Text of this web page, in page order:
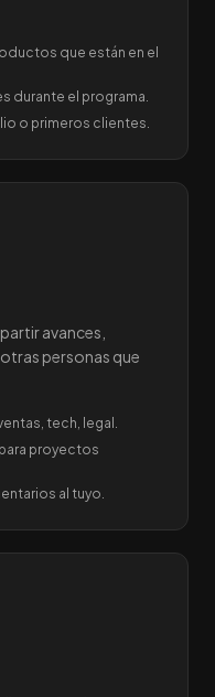
que están en el
durante el programa.
o primeros clientes.
avances,
personas que
tech, legal.
proyectos
al tuyo.